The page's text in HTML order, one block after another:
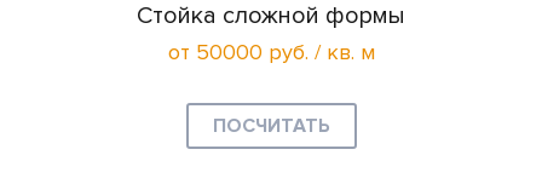
Стойка сложной формы
от 50000 руб. / кв. м
ПОСЧИТАТЬ